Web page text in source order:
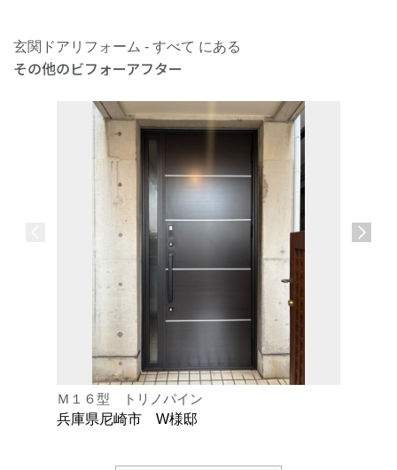
玄関ドアリフォーム - すべて にある
その他のビフォーアフター
Ｍ１６型 トリノパイン
兵庫県尼崎市 W様邸